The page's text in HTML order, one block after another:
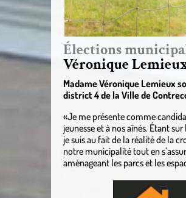
Élections
Véronique
Madame Véronique Lemieux
district 4 de la Ville de
«Je me présente comme
jeunesse et à nos aînés. Étant
je suis au fait de la réalité de la
notre municipalité tout en
aménageant les parcs et les